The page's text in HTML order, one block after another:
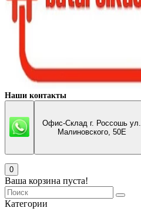
Наши контакты
Офис-Склад г. Россошь ул.
Малиновского, 50Е
0
Ваша корзина пуста!
Категории